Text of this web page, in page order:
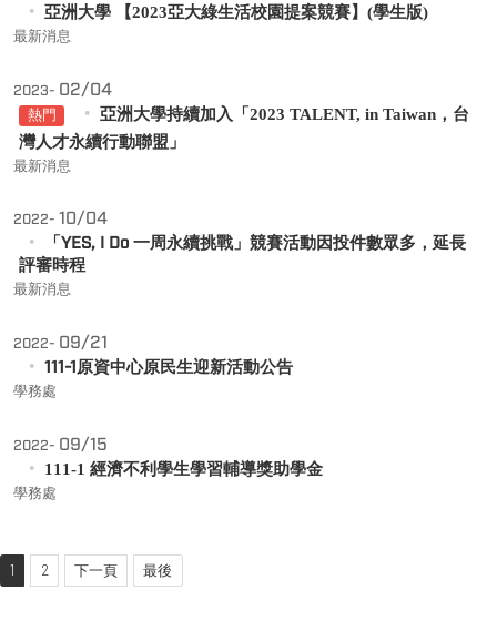
亞洲大學 【2023亞大綠生活校園提案競賽】(學生版)
最新消息
2023- 02/04
熱門
亞洲大學持續加入「2023 TALENT, in Taiwan，台
灣人才永續行動聯盟」
最新消息
2022- 10/04
「YES, I Do 一周永續挑戰」競賽活動因投件數眾多，延長
評審時程
最新消息
2022- 09/21
111-1原資中心原民生迎新活動公告
學務處
2022- 09/15
111-1 經濟不利學生學習輔導獎助學金
學務處
1 2 下一頁 最後